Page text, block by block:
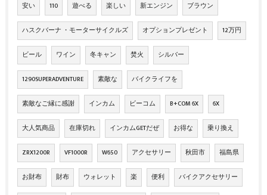
安い 110 遊べる 楽しい 新エンジン ブラウン
ハスクバーナ ・モーターサイクルズ オプションプレゼント 12万円
ビール ワイン 冬キャン 焚火 シルバー
1290SUPERADVENTURE 素敵な バイクライフを
素敵なご縁に感謝 インカム ビーコム B+COM 6X 6X
大人気商品 在庫切れ インカムGETだぜ お得な 乗り換え
ZRX1200R VF1000R W650 アクセサリー 秋田市 福島県
お財布 財布 ウォレット 楽 便利 バイクアクセサリー